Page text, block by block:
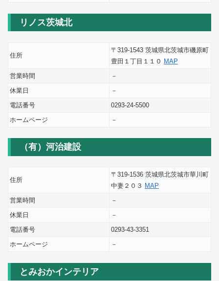
リノス茨城北
住所
〒319-1543 茨城県北茨城市磯原町
豊田１丁目１１０ MAP
営業時間
－
休業日
－
電話番号
0293-24-5500
ホームページ
－
（有）河治建設
住所
〒319-1536 茨城県北茨城市華川町
中妻２０３ MAP
営業時間
－
休業日
－
電話番号
0293-43-3351
ホームページ
－
とみおかインテリア